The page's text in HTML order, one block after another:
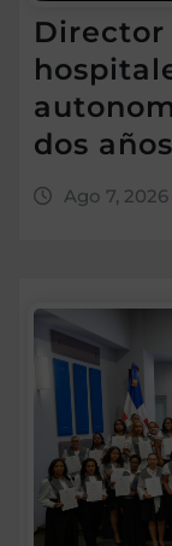
Director
dos años
Ago 7, 2026